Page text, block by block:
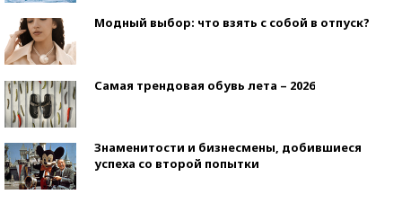
Модный выбор: что взять с собой в отпуск?
Самая трендовая обувь лета – 2026
Знаменитости и бизнесмены, добившиеся
успеха со второй попытки